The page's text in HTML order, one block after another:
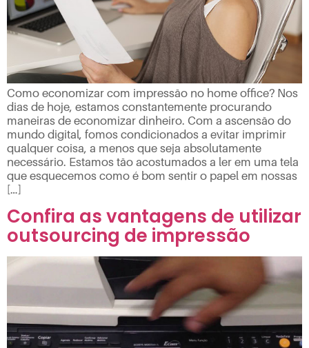
Como economizar com impressão no home office? Nos
dias de hoje, estamos constantemente procurando
maneiras de economizar dinheiro. Com a ascensão do
mundo digital, fomos condicionados a evitar imprimir
qualquer coisa, a menos que seja absolutamente
necessário. Estamos tão acostumados a ler em uma tela
que esquecemos como é bom sentir o papel em nossas
[…]
Confira as vantagens de utilizar
outsourcing de impressão